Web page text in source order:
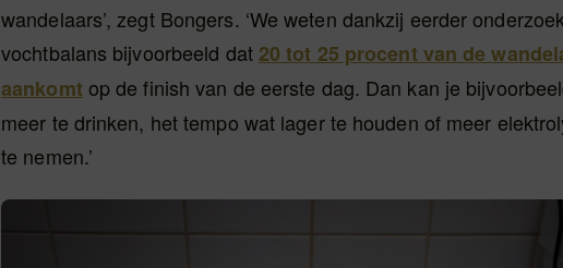
wandelaars’, zegt Bongers. ‘We weten dankzij eerder
vochtbalans bijvoorbeeld dat 20 tot 25 procent van de
aankomt op de finish van de eerste dag. Dan kan je
meer te drinken, het tempo wat lager te houden of meer
te nemen.’